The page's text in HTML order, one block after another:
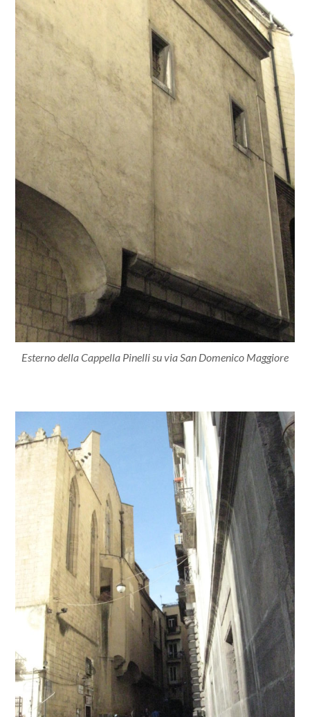
Esterno della Cappella Pinelli su via San Domenico Maggiore